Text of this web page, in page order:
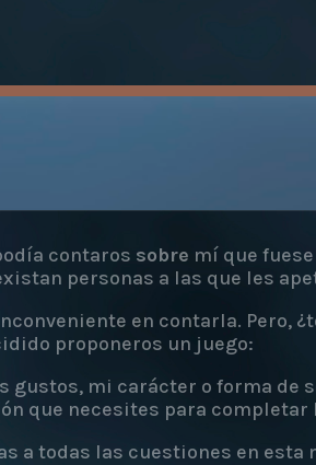
contaros sobre mí que
personas a las que les
en contarla. Pero,
proponeros un juego:
gustos, mi carácter o forma de
que necesites para completar
a todas las cuestiones en esta